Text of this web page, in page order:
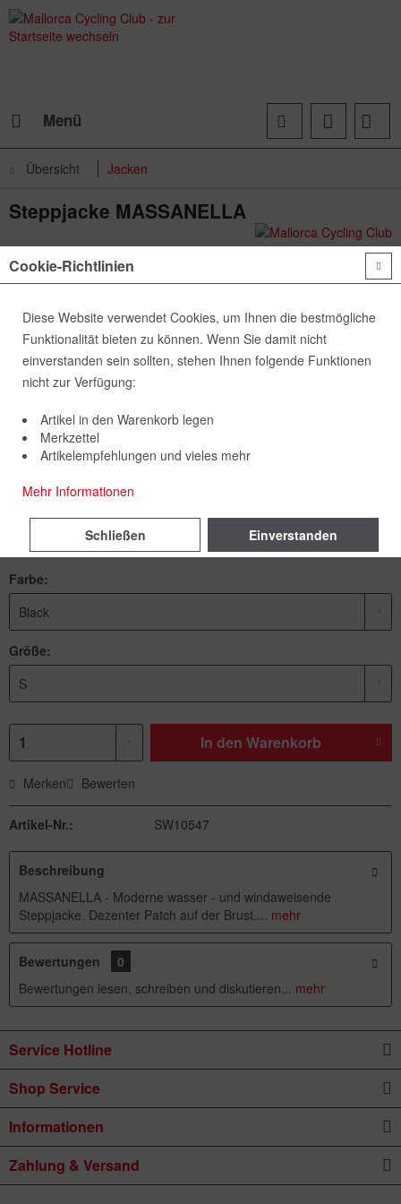
Menü
Übersicht Jacken
Steppjacke MASSANELLA
119,00 € *
inkl. MwSt.zzgl. Versandkosten
Lieferzeit 5 Werktage
Farbe:
Größe:
In den Warenkorb
Merken Bewerten
Artikel-Nr.: SW10547
Beschreibung
MASSANELLA - Moderne wasser - und windaweisende
Steppjacke. Dezenter Patch auf der Brust.... mehr
Bewertungen
0
Bewertungen lesen, schreiben und diskutieren... mehr
Service Hotline
Shop Service
Informationen
Zahlung & Versand
Cookie-Richtlinien
Diese Website verwendet Cookies, um Ihnen die bestmögliche
Funktionalität bieten zu können. Wenn Sie damit nicht
einverstanden sein sollten, stehen Ihnen folgende Funktionen
nicht zur Verfügung:
Artikel in den Warenkorb legen
Merkzettel
Artikelempfehlungen und vieles mehr
Mehr Informationen
Einverstanden
Schließen